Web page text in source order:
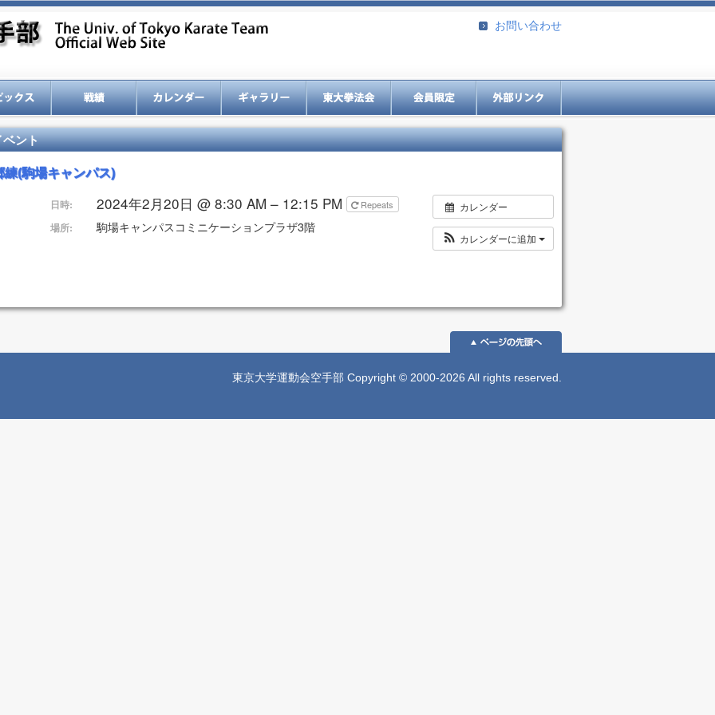
お問い合わせ
ベント
練(駒場キャンパス)
カレンダー
カレンダーに追加
日時: 2024年2月20日 @ 8:30 AM – 12:15 PM Repeats
場所: 駒場キャンパスコミニケーションプラザ3階
東京大学運動会空手部 Copyright © 2000-2026 All rights reserved.